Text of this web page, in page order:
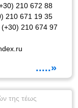
210 672 88
210 671 19 35
(+30) 210 674 97
.....»
της τέως